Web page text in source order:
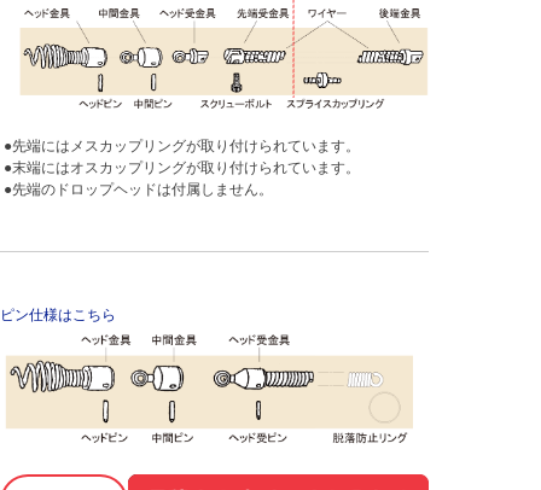
●先端にはメスカップリングが取り付けられています。
●末端にはオスカップリングが取り付けられています。
●先端のドロップヘッドは付属しません。
ピン仕様はこちら